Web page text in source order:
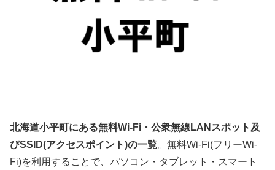
北海道小平町にある無料Wi-Fi・公衆無線LANスポット及
びSSID(アクセスポイント)の一覧。無料Wi-Fi(フリーWi-
Fi)を利用することで、パソコン・タブレット・スマート